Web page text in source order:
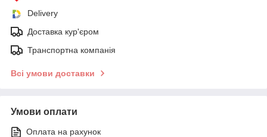
Delivery
Доставка кур'єром
Транспортна компанія
Всі умови доставки
Умови оплати
Оплата на рахунок